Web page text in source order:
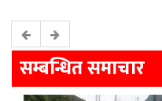
सम्बन्धित समाचार